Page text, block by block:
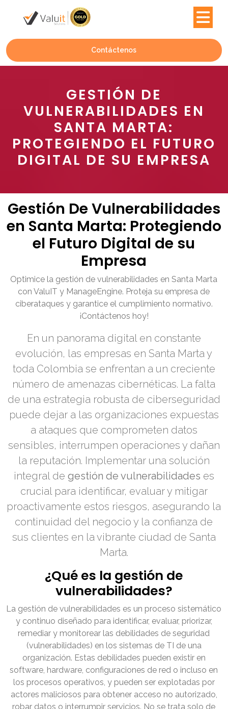
Contáctenos
GESTIÓN DE
VULNERABILIDADES EN
SANTA MARTA:
PROTEGIENDO EL FUTURO
DIGITAL DE SU EMPRESA
Gestión De Vulnerabilidades
en Santa Marta: Protegiendo
el Futuro Digital de su
Empresa
Optimice la gestión de vulnerabilidades en Santa Marta
con ValuIT y ManageEngine. Proteja su empresa de
ciberataques y garantice el cumplimiento normativo.
¡Contáctenos hoy!
En un panorama digital en constante
evolución, las empresas en Santa Marta y
toda Colombia se enfrentan a un creciente
número de amenazas cibernéticas. La falta
de una estrategia robusta de ciberseguridad
puede dejar a las organizaciones expuestas
a ataques que comprometen datos
sensibles, interrumpen operaciones y dañan
la reputación. Implementar una solución
integral de gestión de vulnerabilidades es
crucial para identificar, evaluar y mitigar
proactivamente estos riesgos, asegurando la
continuidad del negocio y la confianza de
sus clientes en la vibrante ciudad de Santa
Marta.
¿Qué es la gestión de
vulnerabilidades?
La gestión de vulnerabilidades es un proceso sistemático
y continuo diseñado para identificar, evaluar, priorizar,
remediar y monitorear las debilidades de seguridad
(vulnerabilidades) en los sistemas de TI de una
organización. Estas debilidades pueden existir en
software, hardware, configuraciones de red o incluso en
los procesos operativos, y pueden ser explotadas por
actores maliciosos para obtener acceso no autorizado,
robar datos o interrumpir servicios. No se trata solo de